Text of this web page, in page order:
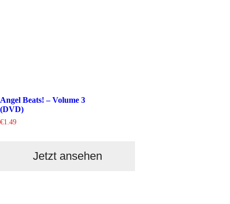
Angel Beats! – Volume 3
(DVD)
€1.49
Jetzt ansehen